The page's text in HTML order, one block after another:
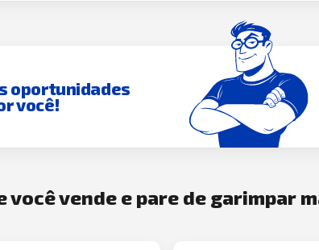
oportunidades
você!
você vende e pare de garimpar